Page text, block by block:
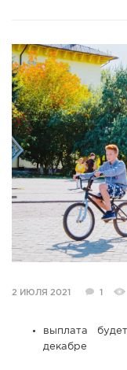
АФИША
СПРАВКА
КАМЕРЫ
СТАТЬИ
ФОТО
2 ИЮЛЯ 2021 1
выплата
декабре